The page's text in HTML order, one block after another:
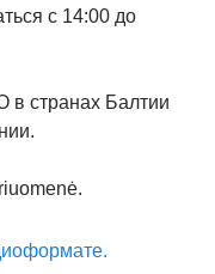
с 14:00 до
в странах Балтии